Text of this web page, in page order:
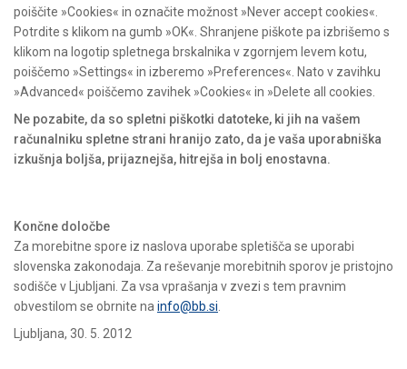
poiščite »Cookies« in označite možnost »Never accept cookies«.
Potrdite s klikom na gumb »OK«. Shranjene piškote pa izbrišemo s
klikom na logotip spletnega brskalnika v zgornjem levem kotu,
poiščemo »Settings« in izberemo »Preferences«. Nato v zavihku
»Advanced« poiščemo zavihek »Cookies« in »Delete all cookies.
Ne pozabite, da so spletni piškotki datoteke, ki jih na vašem
računalniku spletne strani hranijo zato, da je vaša uporabniška
izkušnja boljša, prijaznejša, hitrejša in bolj enostavna.
Končne določbe
Za morebitne spore iz naslova uporabe spletišča se uporabi
slovenska zakonodaja. Za reševanje morebitnih sporov je pristojno
sodišče v Ljubljani. Za vsa vprašanja v zvezi s tem pravnim
obvestilom se obrnite na info@bb.si
Ljubljana, 30. 5. 2012